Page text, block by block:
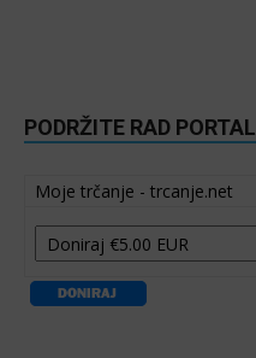
PODRŽITE RAD
Moje trčanje - trcanje.net